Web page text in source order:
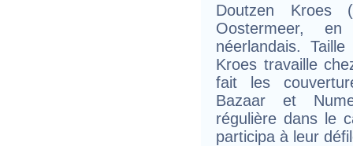
Doutzen
Oostermeer,
néerlandais.
Kroes travaille
fait les
Bazaar et
régulière dans le
participa à leur